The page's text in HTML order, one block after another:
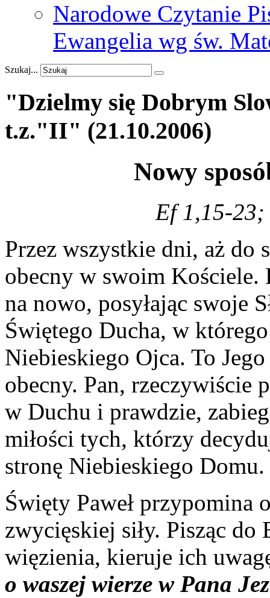
Narodowe Czytanie
Ewangelia wg św.
Szukaj...
"Dzielmy się Dobrym
t.z."II" (21.10.2006)
Nowy
Ef 1,15-
Przez wszystkie dni, aż do
obecny w swoim Kościele.
na nowo, posyłając swoje
Świętego Ducha, w
Niebieskiego Ojca. To
obecny. Pan, rzeczywiście
w Duchu i prawdzie,
miłości tych, którzy
stronę Niebieskiego Domu.
Święty Paweł przypomina
zwycięskiej siły. Pisząc
więzienia, kieruje ich
o waszej wierze w Pana